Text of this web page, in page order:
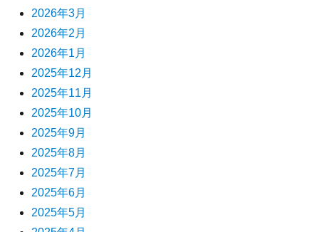
2026年3月
2026年2月
2026年1月
2025年12月
2025年11月
2025年10月
2025年9月
2025年8月
2025年7月
2025年6月
2025年5月